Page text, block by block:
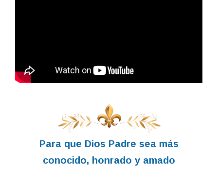
Para que Dios Padre sea más
conocido, honrado y amado